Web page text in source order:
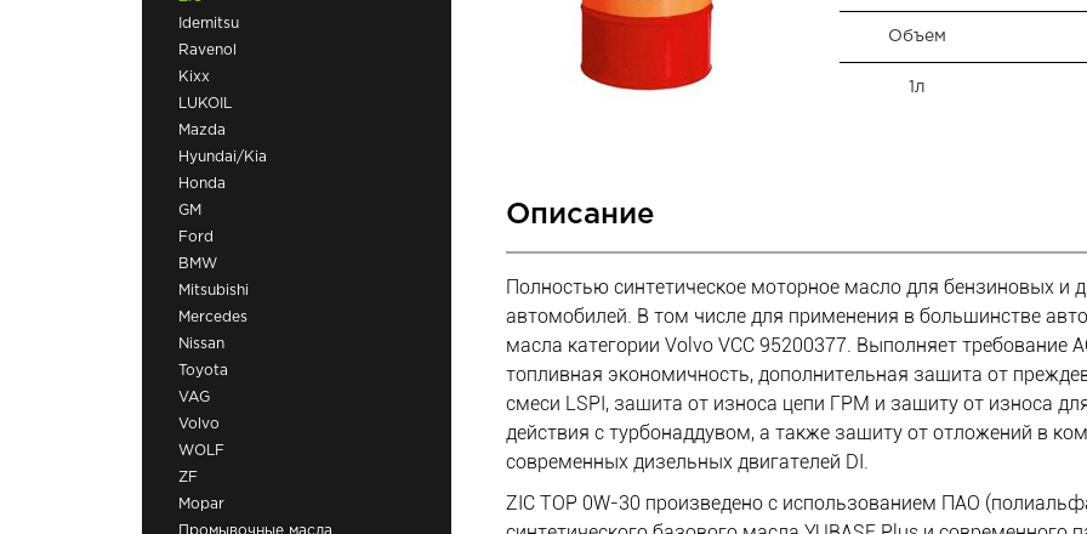
Idemitsu
Ravenol
Kixx
LUKOIL
Mazda
Hyundai/Kia
Honda
GM
Ford
BMW
Mitsubishi
Mercedes
Nissan
Toyota
VAG
Volvo
WOLF
ZF
Mopar
Промывочные масла
Объем
1л
Описание
Полностью синтетическое моторное масло для бензиновых и
автомобилей. В том числе для применения в большинстве
масла категории Volvo VCC 95200377. Выполняет требование
топливная экономичность, дополнительная защита от
смеси LSPI, защита от износа цепи ГРМ и защиту от износа
действия с турбонаддувом, а также защиту от отложений в
современных дизельных двигателей DI.
ZIC TOP 0W-30 произведено с использованием ПАО